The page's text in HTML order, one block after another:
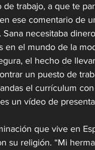
de trabajo, a que te
ese comentario de
necesitaba
en el mundo de la
el hecho de
un puesto de
el currículum
un vídeo de
que vive en
su religión. “Mi